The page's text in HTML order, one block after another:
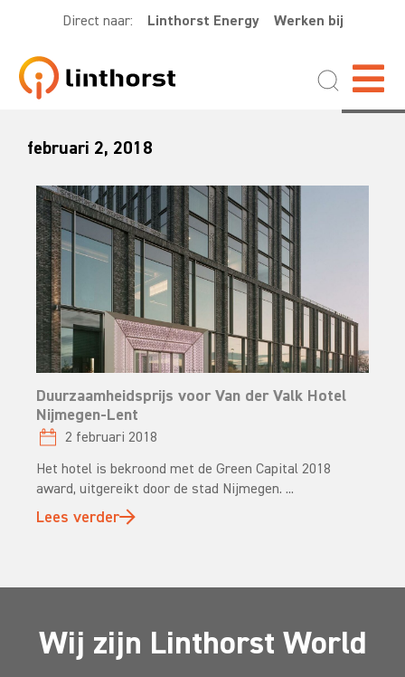
Direct naar: Linthorst Energy Werken bij
februari 2, 2018
Duurzaamheidsprijs voor Van der Valk Hotel
Nijmegen-Lent
2 februari 2018
Het hotel is bekroond met de Green Capital 2018
award, uitgereikt door de stad Nijmegen. ...
Lees verder
Wij zijn Linthorst World